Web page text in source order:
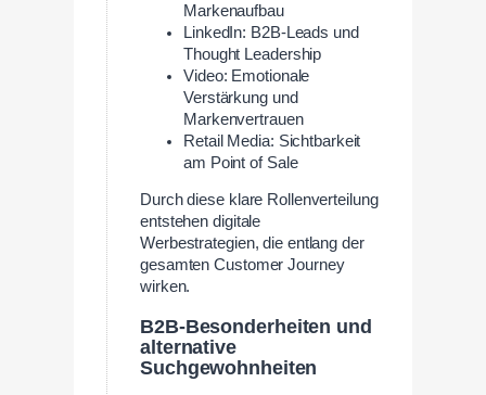
Markenaufbau
LinkedIn: B2B-Leads und
Thought Leadership
Video: Emotionale
Verstärkung und
Markenvertrauen
Retail Media: Sichtbarkeit
am Point of Sale
Durch diese klare Rollenverteilung
entstehen digitale
Werbestrategien, die entlang der
gesamten Customer Journey
wirken.
B2B-Besonderheiten und
alternative
Suchgewohnheiten